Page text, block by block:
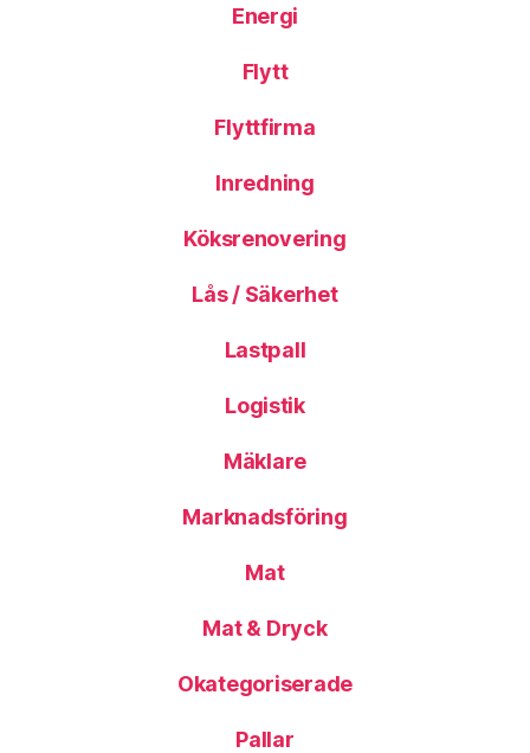
Energi
Flytt
Flyttfirma
Inredning
Köksrenovering
Lås / Säkerhet
Lastpall
Logistik
Mäklare
Marknadsföring
Mat
Mat & Dryck
Okategoriserade
Pallar